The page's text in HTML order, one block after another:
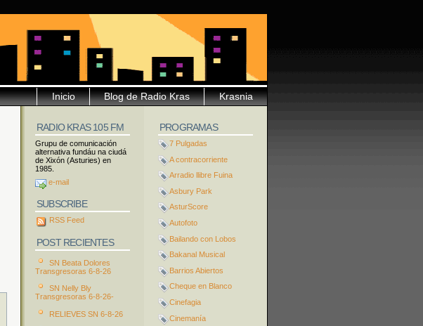
Krasnia
Blog de Radio Kras
Inicio
PROGRAMAS
7 Pulgadas
A contracorriente
Arradio llibre Fuina
Asbury Park
AsturScore
Autofoto
Bailando con Lobos
Bakanal Musical
Barrios Abiertos
Cheque en Blanco
Cinefagia
Cinemanía
RADIO KRAS 105 FM
Grupu de comunicación
alternativa fundáu na ciudá
de Xixón (Asturies) en
1985.
e-mail
SUBSCRIBE
RSS Feed
POST RECIENTES
SN Beata Dolores
Transgresoras 6-8-26
SN Nelly Bly
Transgresoras 6-8-26-
RELIEVES SN 6-8-26